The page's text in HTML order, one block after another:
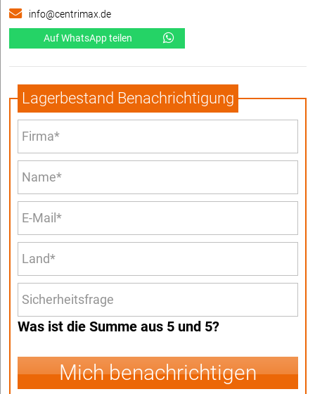
info@centrimax.de
Auf WhatsApp teilen
Lagerbestand Benachrichtigung
Was ist die Summe aus 5 und 5?
Mich benachrichtigen